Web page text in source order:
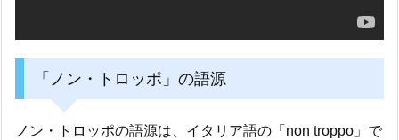
「ノン・トロッポ」の語源
ノン・トロッポの語源は、イタリア語の「non troppo」で